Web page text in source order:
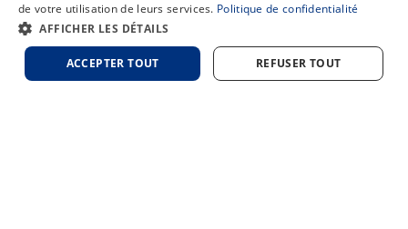
de votre utilisation de leurs services. Politique de confidentialité
AFFICHER LES DÉTAILS
ACCEPTER TOUT REFUSER TOUT